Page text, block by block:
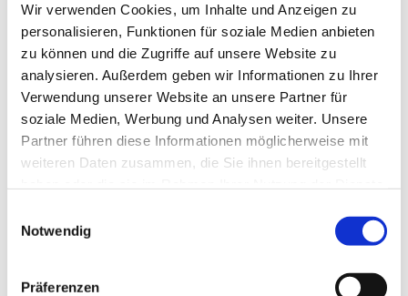
Wir verwenden Cookies, um Inhalte und Anzeigen zu
personalisieren, Funktionen für soziale Medien anbieten
zu können und die Zugriffe auf unsere Website zu
analysieren. Außerdem geben wir Informationen zu Ihrer
Verwendung unserer Website an unsere Partner für
soziale Medien, Werbung und Analysen weiter. Unsere
Partner führen diese Informationen möglicherweise mit
weiteren Daten zusammen, die Sie ihnen bereitgestellt
Notwendig
Präferenzen
Dies könnte Sie auch